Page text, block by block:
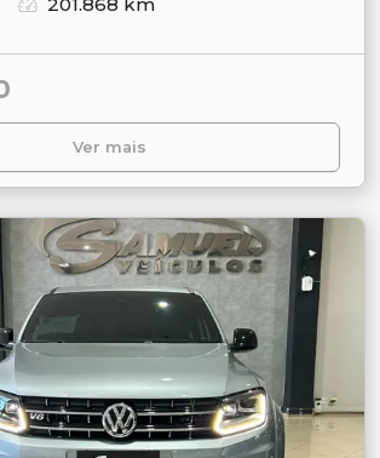
201.868 km
Ver mais